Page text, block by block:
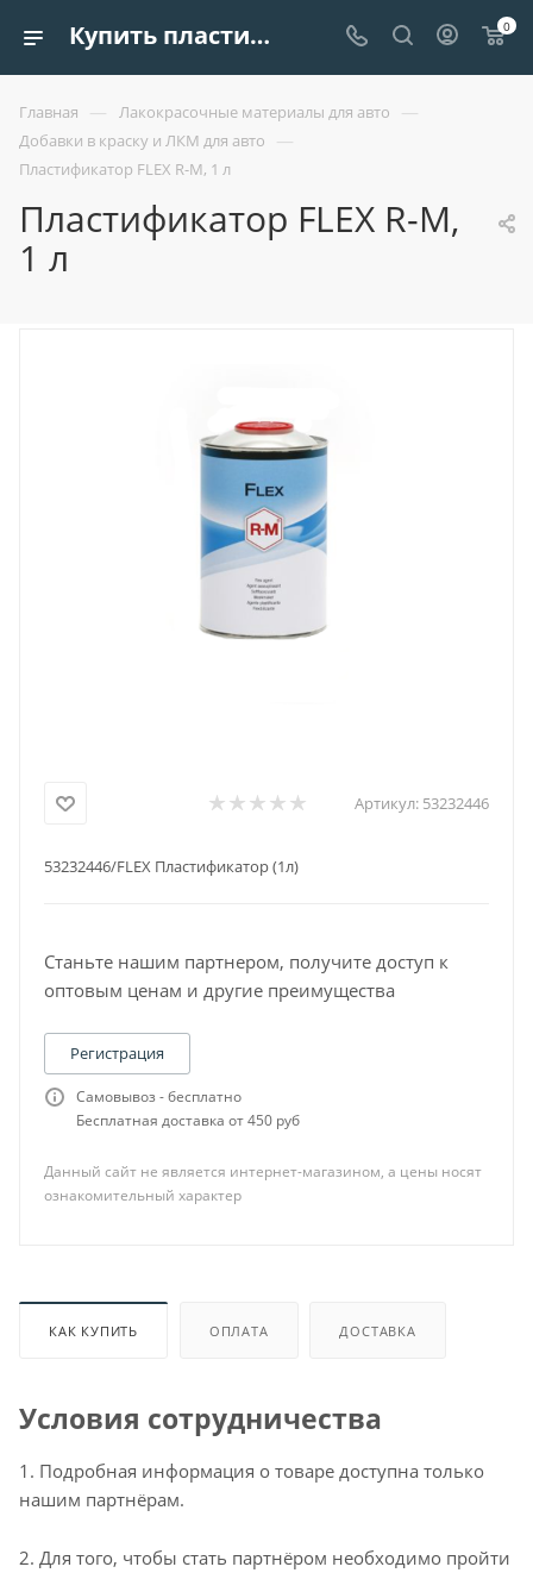
Купить пластификатор flex r-m, 1 л | Европроект Tрейдинг 0
Главная — Лакокрасочные материалы для авто —
Добавки в краску и ЛКМ для авто —
Пластификатор FLEX R-M, 1 л
Пластификатор FLEX R-M,
1 л
Артикул: 53232446
53232446/FLEX Пластификатор (1л)
Станьте нашим партнером, получите доступ к
оптовым ценам и другие преимущества
Регистрация
Самовывоз - бесплатно
Бесплатная доставка от 450 руб
Данный сайт не является интернет-магазином, а цены носят
ознакомительный характер
КАК КУПИТЬ ОПЛАТА ДОСТАВКА
Условия сотрудничества
1. Подробная информация о товаре доступна только
нашим партнёрам.
2. Для того, чтобы стать партнёром необходимо пройти